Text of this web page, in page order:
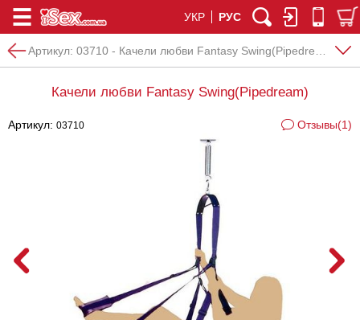
УКР РУС
Артикул: 03710 - Качели любви Fantasy Swing(Pipedream)
Качели любви Fantasy Swing(Pipedream)
Артикул: 03710 Отзывы(1)